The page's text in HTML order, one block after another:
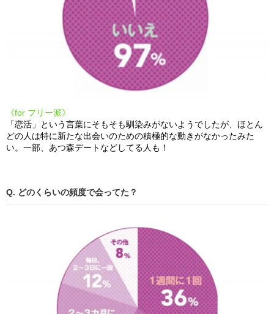
《for フリー派》
「恋活」という言葉にそもそも馴染みがないようでしたが、ほとん
どの人は特に新たな出会いのための積極的な動きがなかったみた
い。一部、あつ森デートなどしてる人も！
Q. どのくらいの頻度で会ってた？